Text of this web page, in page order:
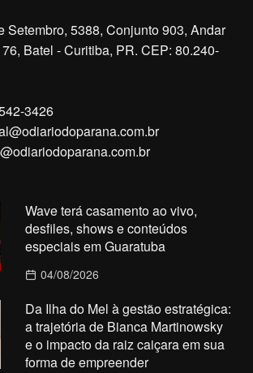
Setembro, 5388, Conjunto 903, Andar
Batel - Curitiba, PR. CEP: 80.240-
3426
Wave terá casamento ao vivo,
desfiles, shows e conteúdos
especiais em Guaratuba
04/08/2026
Da Ilha do Mel à gestão estratégica:
a trajetória de Bianca Martinowsky
e o impacto da raiz caiçara em sua
forma de empreender